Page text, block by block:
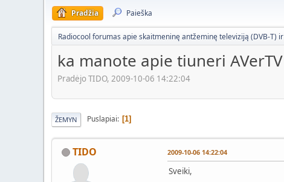
Pradžia Paieška
Radiocool forumas apie skaitmeninę antžeminę televiziją (DVB-T)
ka manote apie tiuneri
Pradėjo TIDO, 2009-10-06 14:22:04
ŽEMYN Puslapiai 1
TIDO 2009-10-06 14:22:04
Sveiki,